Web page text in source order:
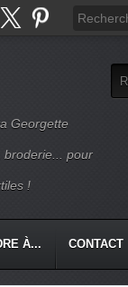
Georgette
broderie... pour
!
À... CONTACT